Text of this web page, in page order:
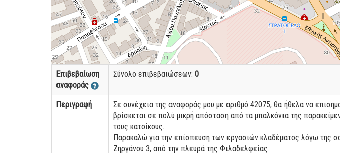
Επιβεβαίωση
αναφοράς
Σύνολο επιβεβαιώσεων: 0
Περιγραφή
Σε συνέχεια της αναφοράς μου με αριθμό 42075, θα ήθελα να
βρίσκεται σε πολύ μικρή απόσταση από τα μπαλκόνια της
τους κατοίκους.
Παρακαλώ για την επίσπευση των εργασιών κλαδέματος λόγω της
Ζηργάνου 3, από την πλευρά της Φιλαδελφείας